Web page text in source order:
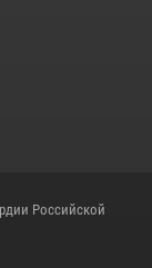
Российской